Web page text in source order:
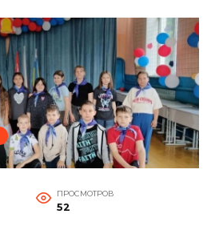
ПРОСМОТРОВ
52